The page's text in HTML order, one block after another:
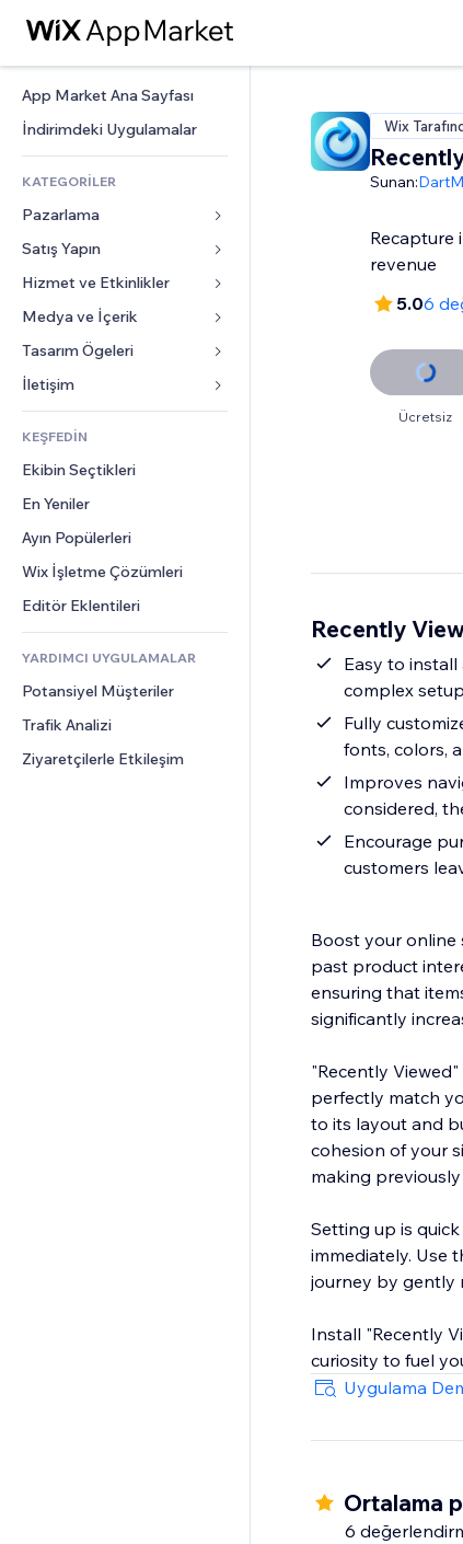
App Market Ana Sayfası
İndirimdeki Uygulamalar
KATEGORİLER
Pazarlama
Reklamlar
Mobil
Site Analizleri
Sosyal Ağ
Site Listeleri
E-posta
Satış Yapın
Mağazalar için uygulamalar
Gönderim ve Teslimat
Satış Düğmeleri
Muhasebe
Kuponlar ve Müşteri Sadakati
Depolama Çözümleri
Hizmet ve Etkinlikler
Oteller
Etkinlikler
Restoranlar
Emlak
Randevular
Medya ve İçerik
Galeri
Müzik
Podcast
Fotoğrafçılık
Video
PDF
Dosya Paylaşımı
Haberler
Tasarım Ögeleri
Haritalar ve Navigasyon
Gizlilik ve Güvenlik
Saat
Sayfa Şablonları
Görüntü Efektleri
Düğmeler ve Menüler
Afişler ve Rozetler
Hesap Makineleri
Arama
Hava Durumu
Grafik ve Tablolar
Formlar
Blog
Anketler
Sohbet
Yorumlar
Telefon
Topluluk
Değerlendirmeler ve Müşteri
KEŞFEDİN
Ekibin Seçtikleri
En Yeniler
Ayın Popülerleri
Wix İşletme Çözümleri
Editör Eklentileri
YARDIMCI UYGULAMALAR
Potansiyel Müşteriler
Trafik Analizi
Ziyaretçilerle Etkileşim
Wix
Sunan:
Recapture
revenue
5.06
Ücretsiz
Recently
Easy to
complex setup
Fully
fonts, colors,
Improves
considered,
Encourage
customers
Boost your online
past product
ensuring that
significantly
"Recently
perfectly match
to its layout and
cohesion of your
making
Setting up is
immediately. Use
journey by gently
Install "Recently
curiosity to fuel
Uygulama
Ortalama
6